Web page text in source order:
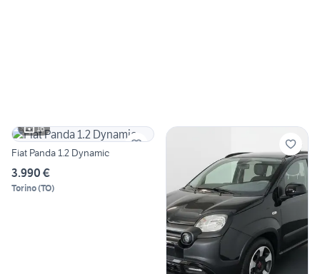
16
Fiat Panda 1.2 Dynamic
3.990 €
Torino(TO)